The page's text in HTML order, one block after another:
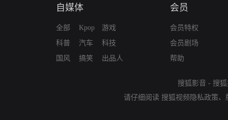
自媒体
全部
科普
国风
Kpop
汽车
搞笑
游戏
科技
出品人
会员
会员特权
会员剧场
帮助
搜狐影音 - 搜
请仔细阅读 搜狐视频隐私政策、